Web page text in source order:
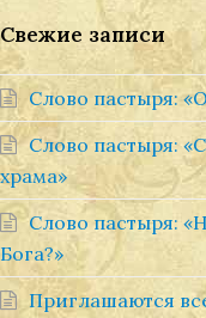
Свежие записи
Слово пастыря:
Слово пастыря:
храма»
Слово пастыря:
Бога?»
Приглашаются